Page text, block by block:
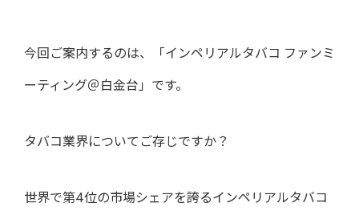
今回ご案内するのは、「インペリアルタバコ ファンミ
ーティング＠白金台」です。
タバコ業界についてご存じですか？
世界で第4位の市場シェアを誇るインペリアルタバコ